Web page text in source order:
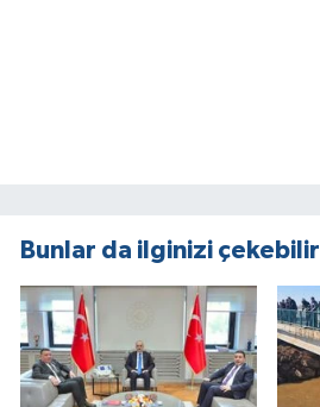
Bunlar da ilginizi çekebilir